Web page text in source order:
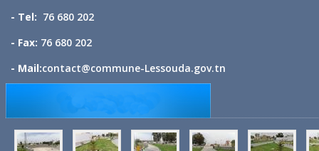
- Tel: 76 680 202
- Fax: 76 680 202
- Mail:contact@commune-Lessouda.gov.tn